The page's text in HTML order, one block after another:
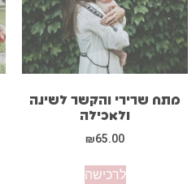
מתח שרירי והקשר לשינה
ולאכילה
₪65.00
לרכישה